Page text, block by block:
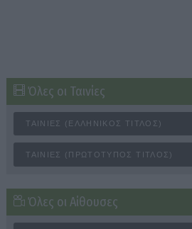
Όλες οι Ταινίες
ΤΑΙΝΊΕΣ (ΕΛΛΗΝΙΚΌΣ ΤΊΤΛΟΣ)
ΤΑΙΝΊΕΣ (ΠΡΩΤΌΤΥΠΟΣ ΤΊΤΛΟΣ)
Όλες οι Αίθουσες